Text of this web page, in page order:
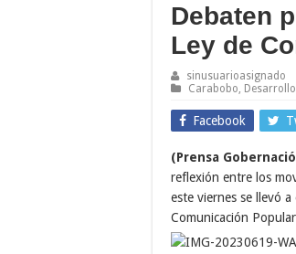
Debaten
Ley de
sinusuarioasignado
Carabobo Desarrollo
Facebook
(Prensa
reflexión entre los
este viernes se llevó
Comunicación